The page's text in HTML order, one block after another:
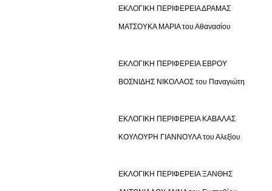
ΕΚΛΟΓΙΚΗ ΠΕΡΙΦΕΡΕΙΑ ΔΡΑΜΑΣ
ΜΑΤΣΟΥΚΑ ΜΑΡΙΑ του Αθανασίου
ΕΚΛΟΓΙΚΗ ΠΕΡΙΦΕΡΕΙΑ ΕΒΡΟΥ
ΒΟΣΝΙΔΗΣ ΝΙΚΟΛΑΟΣ του Παναγιώτη
ΕΚΛΟΓΙΚΗ ΠΕΡΙΦΕΡΕΙΑ ΚΑΒΑΛΑΣ
ΚΟΥΛΟΥΡΗ ΓΙΑΝΝΟΥΛΑ του Αλεξίου
ΕΚΛΟΓΙΚΗ ΠΕΡΙΦΕΡΕΙΑ ΞΑΝΘΗΣ